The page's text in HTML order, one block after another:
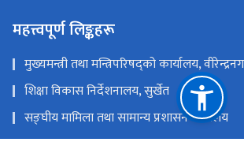
महत्त्वपूर्ण लिङ्कहरू
मुख्यमन्त्री तथा मन्त्रिपरिषद्को कार्यालय,
शिक्षा विकास निर्देशनालय, सुर्खेत
सङ्‍घीय मामिला तथा सामान्य प्रशासन मन्त्रालय
TECSES